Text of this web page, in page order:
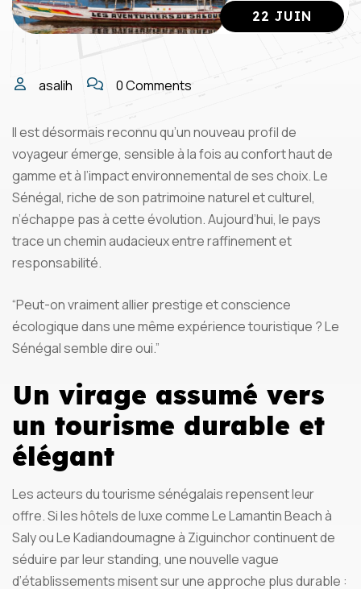
22 JUIN
asalih 0 Comments
Il est désormais reconnu qu’un nouveau profil de
voyageur émerge, sensible à la fois au confort haut de
gamme et à l’impact environnemental de ses choix. Le
Sénégal, riche de son patrimoine naturel et culturel,
n’échappe pas à cette évolution. Aujourd’hui, le pays
trace un chemin audacieux entre raffinement et
responsabilité.
“Peut-on vraiment allier prestige et conscience
écologique dans une même expérience touristique ? Le
Sénégal semble dire oui.”
Un virage assumé vers
un tourisme durable et
élégant
Les acteurs du tourisme sénégalais repensent leur
offre. Si les hôtels de luxe comme Le Lamantin Beach à
Saly ou Le Kadiandoumagne à Ziguinchor continuent de
séduire par leur standing, une nouvelle vague
d’établissements misent sur une approche plus durable :